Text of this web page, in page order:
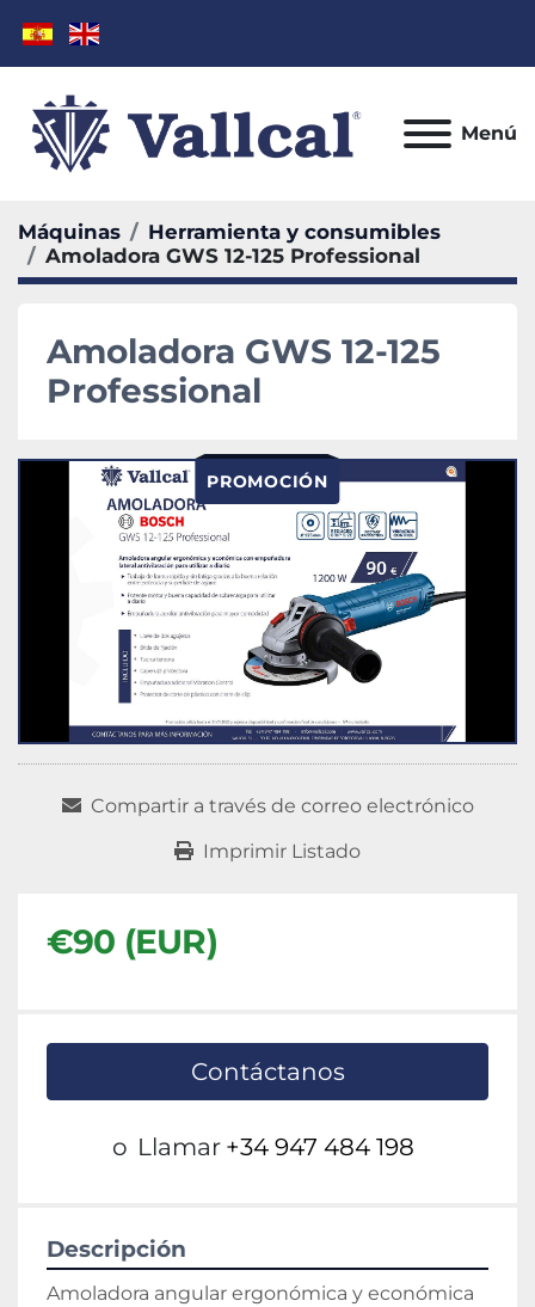
Menú
Máquinas
Herramienta y consumibles
Amoladora GWS 12-125 Professional
Amoladora GWS 12-125
Professional
PROMOCIÓN
Compartir a través de correo electrónico
Imprimir Listado
€90 (EUR)
Contáctanos
o Llamar +34 947 484 198
Descripción
Amoladora angular ergonómica y económica